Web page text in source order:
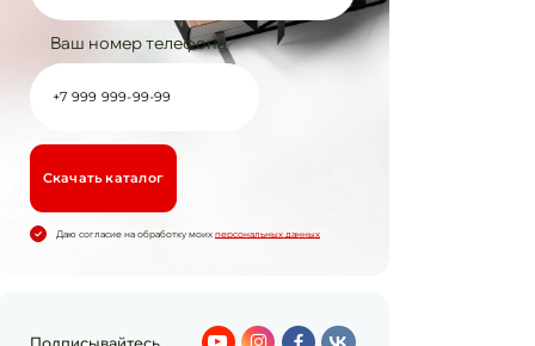
Ваш номер телефона
Cкачать каталог
Даю согласие на обработку моих персональных данных
Подписывайтесь